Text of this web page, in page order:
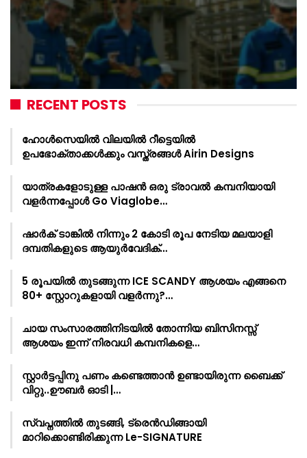
RECENT POSTS
ഹോൾസെയിൽ വിലയിൽ റീട്ടെയിൽ
ഉപഭോക്താക്കൾക്കും വസ്ത്രങ്ങൾ Airin Designs
യാത്രകളോടുള്ള പാഷൻ ഒരു ട്രാവൽ കമ്പനിയായി
വളർന്നപ്പോൾ Go Viaglobe…
ഷാർക്‌ ടാങ്കിൽ നിന്നും 2 കോടി രൂപ നേടിയ മലയാളി
ദമ്പതികളുടെ ആയുർവേദിക്…
5 രൂപയിൽ തുടങ്ങുന്ന ICE SCANDY ആശയം എങ്ങനെ
80+ സ്റ്റോറുകളായി വളർന്നു?…
ചായ സംസാരത്തിനിടയിൽ തോന്നിയ ബിസിനസ്സ്
ആശയം ഇന്ന് നിരവധി കമ്പനികളെ…
സ്റ്റാർട്ടപ്പിനു പണം കണ്ടെത്താൻ ഉണ്ടായിരുന്ന ബൈക്ക്
വിറ്റു..ഊബർ ഓടി |…
സ്വപ്നത്തിൽ തുടങ്ങി, ട്രെൻഡിങ്ങായി
മാറിക്കൊണ്ടിരിക്കുന്ന Le-SIGNATURE